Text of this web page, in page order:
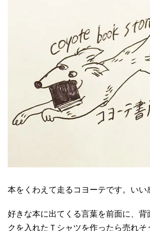
本をくわえて走るコヨーテです。いい
好きな本に出てくる言葉を前面に、背
クを入れたＴシャツを作ったら売れそ